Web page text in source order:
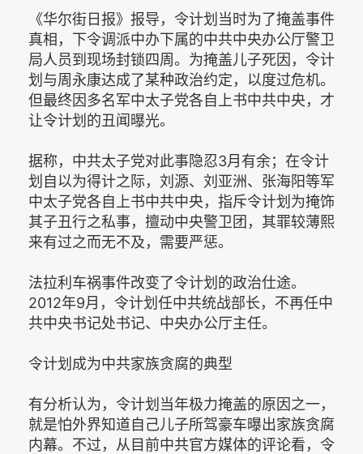
《华尔街日报》报导，令计划当时为了掩盖事件
真相，下令调派中办下属的中共中央办公厅警卫
局人员到现场封锁四周。为掩盖儿子死因，令计
划与周永康达成了某种政治约定，以度过危机。
但最终因多名军中太子党各自上书中共中央，才
让令计划的丑闻曝光。
据称，中共太子党对此事隐忍3月有余；在令计
划自以为得计之际，刘源、刘亚洲、张海阳等军
中太子党各自上书中共中央，指斥令计划为掩饰
其子丑行之私事，擅动中央警卫团，其罪较薄熙
来有过之而无不及，需要严惩。
法拉利车祸事件改变了令计划的政治仕途。
2012年9月，令计划任中共统战部长，不再任中
共中央书记处书记、中央办公厅主任。
令计划成为中共家族贪腐的典型
有分析认为，令计划当年极力掩盖的原因之一，
就是怕外界知道自己儿子所驾豪车曝出家族贪腐
内幕。不过，从目前中共官方媒体的评论看，令